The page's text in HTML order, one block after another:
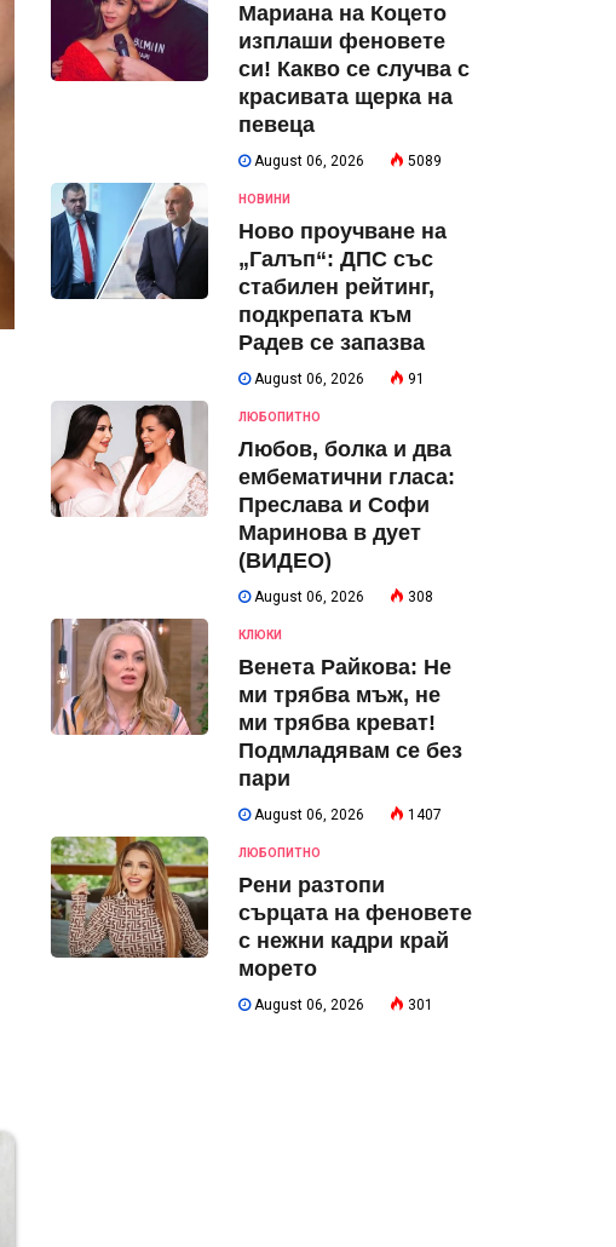
Мариана на Коцето
изплаши феновете
си! Какво се случва с
красивата щерка на
певеца
August 06, 2026 5089
НОВИНИ
Ново проучване на
„Галъп“: ДПС със
стабилен рейтинг,
подкрепата към
Радев се запазва
August 06, 2026 91
ЛЮБОПИТНО
Любов, болка и два
ембематични гласа:
Преслава и Софи
Маринова в дует
(ВИДЕО)
August 06, 2026 308
КЛЮКИ
Венета Райкова: Не
ми трябва мъж, не
ми трябва креват!
Подмладявам се без
пари
August 06, 2026 1407
ЛЮБОПИТНО
Рени разтопи
сърцата на феновете
с нежни кадри край
морето
August 06, 2026 301